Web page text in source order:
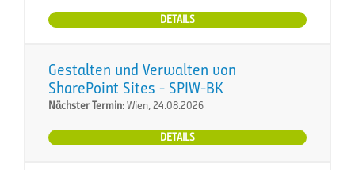
DETAILS
Gestalten und Verwalten von
SharePoint Sites - SPIW-BK
Nächster Termin:Wien, 24.08.2026
DETAILS